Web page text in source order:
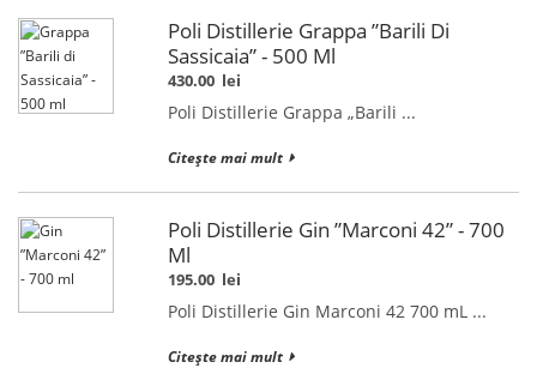
Poli Distillerie Grappa ”Barili Di
Sassicaia” - 500 Ml
430.00 lei
Poli Distillerie Grappa „Barili ...
Citește mai mult
Poli Distillerie Gin ”Marconi 42” - 700
Ml
195.00 lei
Poli Distillerie Gin Marconi 42 700 mL ...
Citește mai mult